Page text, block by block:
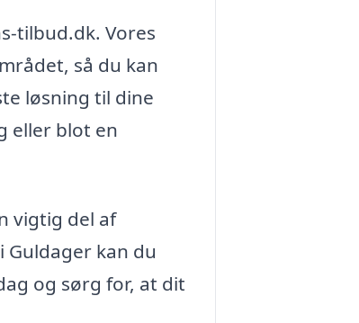
tilbud.dk. Vores
så du kan
løsning til dine
eller blot en
vigtig del af
Guldager kan du
og sørg for, at dit